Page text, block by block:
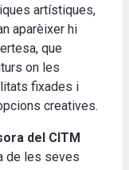
artístiques,
aparèixer hi
que
on les
fixades i
creatives.
del CITM
de les seves